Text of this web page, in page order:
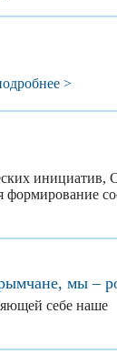
>
инициатив,
формирование
мы –
себе наше